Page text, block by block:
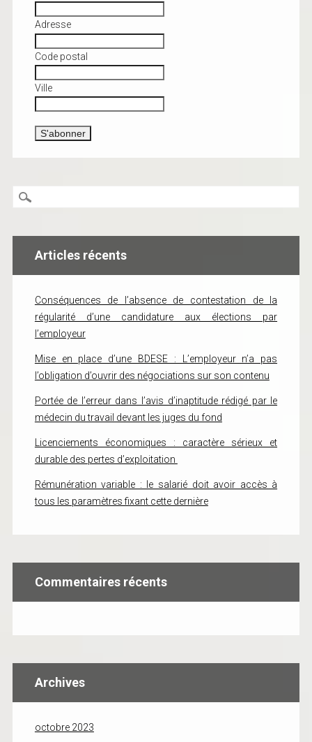
Adresse
Code postal
Ville
Articles récents
Conséquences de l’absence de contestation de la
régularité d’une candidature aux élections par
l’employeur
Mise en place d’une BDESE : L’employeur n’a pas
l’obligation d’ouvrir des négociations sur son contenu
Portée de l’erreur dans l’avis d’inaptitude rédigé par le
médecin du travail devant les juges du fond
Licenciements économiques : caractère sérieux et
durable des pertes d’exploitation
Rémunération variable : le salarié doit avoir accès à
tous les paramètres fixant cette dernière
Commentaires récents
Archives
octobre 2023